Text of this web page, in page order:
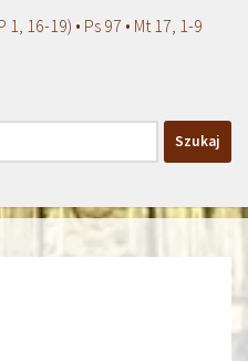
1, 16-19) • Ps 97 • Mt 17, 1-9